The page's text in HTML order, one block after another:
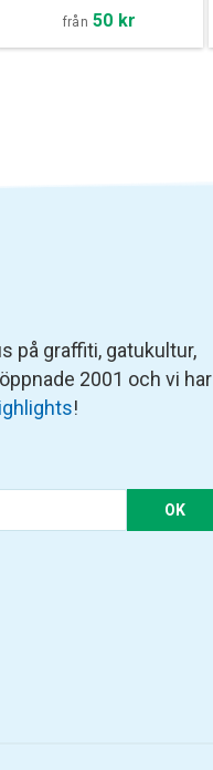
från 50 kr
på graffiti, gatukultur,
2001 och vi har
!
OK